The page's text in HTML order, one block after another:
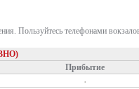
Пользуйтесь телефонами
Прибытие
.